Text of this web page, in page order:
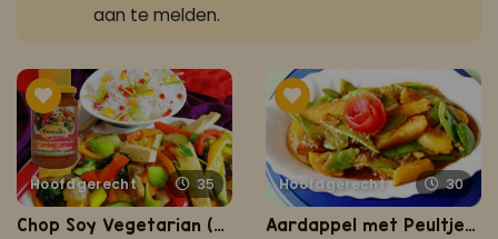
aan te melden.
Hoofdgerecht 35
Chop Soy Vegetarian (gezond, slank en lekker vegetarisch gerecht)
Hoofdgerecht 30
Aardappel met Peultjes (aardapel en peultjes met masala)